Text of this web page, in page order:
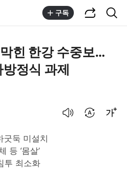
구독
힌 한강 수중보…
방정식 과제
굿둑 미설치
등 ‘몸살’
투 최소화